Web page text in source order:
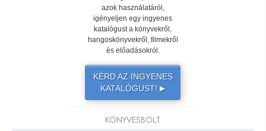
azok használatáról,
igényeljen egy ingyenes
katalógust a könyvekről,
hangoskönyvekről, filmekről
és előadásokról.
KÉRD AZ INGYENES
KATALÓGUST! ▶
KÖNYVESBOLT